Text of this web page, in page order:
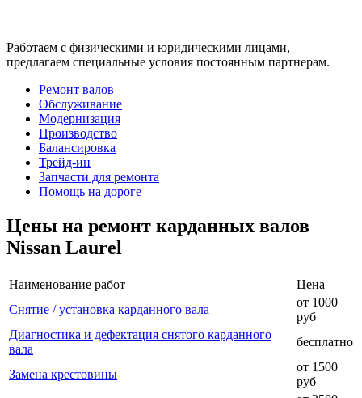
Работаем с физическими и юридическими лицами,
предлагаем специальные условия постоянным партнерам.
Ремонт валов
Обслуживание
Модернизация
Производство
Балансировка
Трейд-ин
Запчасти для ремонта
Помощь на дороге
Цены на ремонт карданных валов
Nissan Laurel
Наименование работ
Цена
Снятие / установка карданного вала
от 1000
руб
Диагностика и дефектация снятого карданного
вала
бесплатно
Замена крестовины
от 1500
руб